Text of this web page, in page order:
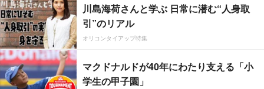
川島海荷さんと学ぶ 日常に潜む“人身取
引”のリアル
オリコンタイアップ特集
マクドナルドが40年にわたり支える「小
学生の甲子園」